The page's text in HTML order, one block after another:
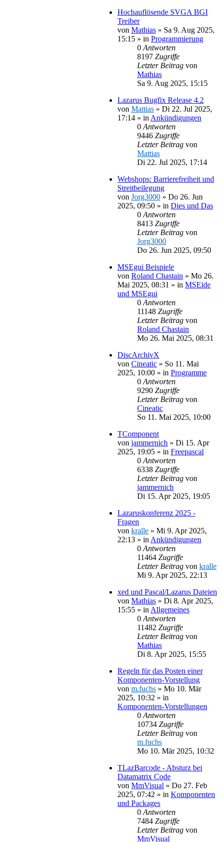
Hochauflösende SVGA BGI
Treiber
von Mathias » Sa 9. Aug 2025,
15:15 » in Programmierung
0 Antworten
8197 Zugriffe
Letzter Beitrag von
Mathias
Sa 9. Aug 2025, 15:15
Lazarus Bugfix Release 4.2
von Mattias » Di 22. Jul 2025,
17:14 » in Ankündigungen
0 Antworten
9446 Zugriffe
Letzter Beitrag von
Mattias
Di 22. Jul 2025, 17:14
Webshops: Barrierefreiheit und
Streitbeilegung
von Jorg3000 » Do 26. Jun
2025, 09:50 » in Dies und Das
0 Antworten
8413 Zugriffe
Letzter Beitrag von
Jorg3000
Do 26. Jun 2025, 09:50
MSEgui Beispiele
von Roland Chastain » Mo 26.
Mai 2025, 08:31 » in MSEide
und MSEgui
0 Antworten
11148 Zugriffe
Letzter Beitrag von
Roland Chastain
Mo 26. Mai 2025, 08:31
DiscArchivX
von Cineatic » So 11. Mai
2025, 10:00 » in Programme
0 Antworten
9290 Zugriffe
Letzter Beitrag von
Cineatic
So 11. Mai 2025, 10:00
TComponent
von jammernich » Di 15. Apr
2025, 19:05 » in Freepascal
0 Antworten
6338 Zugriffe
Letzter Beitrag von
jammernich
Di 15. Apr 2025, 19:05
Lazaruskonferenz 2025 -
Fragen
von kralle » Mi 9. Apr 2025,
22:13 » in Ankündigungen
0 Antworten
11464 Zugriffe
Letzter Beitrag von kralle
Mi 9. Apr 2025, 22:13
xed und Pascal/Lazarus Dateien
von Mathias » Di 8. Apr 2025,
15:55 » in Allgemeines
0 Antworten
11482 Zugriffe
Letzter Beitrag von
Mathias
Di 8. Apr 2025, 15:55
Regeln für das Posten einer
Komponenten-Vorstellung
von m.fuchs » Mo 10. Mär
2025, 10:32 » in
Komponenten-Vorstellungen
0 Antworten
10734 Zugriffe
Letzter Beitrag von
m.fuchs
Mo 10. Mär 2025, 10:32
TLazBarcode - Absturz bei
Datamatrix Code
von MmVisual » Do 27. Feb
2025, 07:42 » in Komponenten
und Packages
0 Antworten
7484 Zugriffe
Letzter Beitrag von
MmVisual